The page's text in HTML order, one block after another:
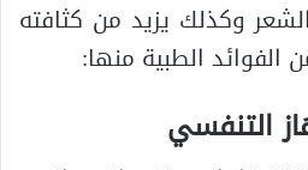
وكذلك يزيد من كثافته
الفوائد الطبية منها:
التنفسي